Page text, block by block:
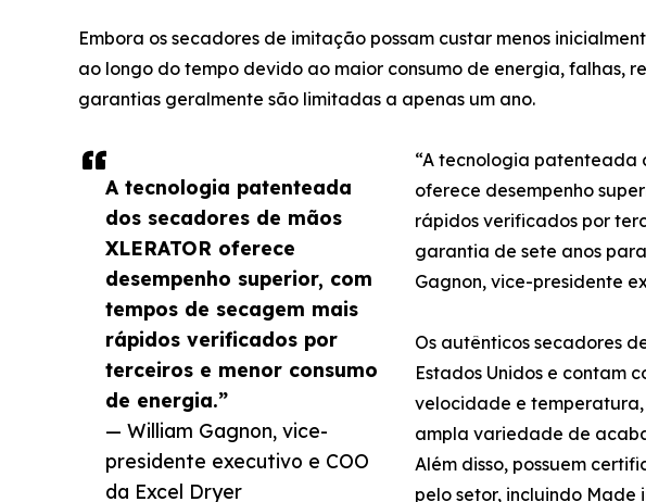
A tecnologia patenteada
dos secadores de mãos
XLERATOR oferece
desempenho superior, com
tempos de secagem mais
rápidos verificados por
terceiros e menor consumo
de energia.”
— William Gagnon, vice-
presidente executivo e COO
da Excel Dryer
Embora os secadores de imitação possam custar menos
ao longo do tempo devido ao maior consumo de energia, falhas,
garantias geralmente são limitadas a apenas um ano.
“A tecnologia patenteada
oferece desempenho
rápidos verificados por
garantia de sete anos
Gagnon, vice-presidente
Os autênticos secadores
Estados Unidos e contam
velocidade e
ampla variedade de
Além disso, possuem
pelo setor, incluindo Made